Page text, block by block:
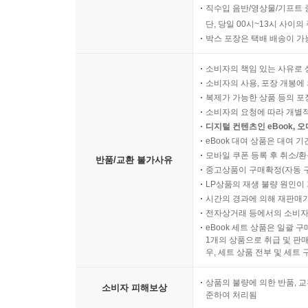
직수입 음반/영상물/기프트
단, 당일 00시~13시 사이의
박스 포장은 택배 배송이
반품/교환 불가사유
소비자의 책임 있는 사유로
소비자의 사용, 포장 개봉
복제가 가능한 상품 등의
소비자의 요청에 따라 개별
디지털 컨텐츠인 eBook,
eBook 대여 상품은 대여 기
모바일 쿠폰 등록 후 취소/
중고상품이 구매확정(자동
LP상품의 재생 불량 원인
시간의 경과에 의해 재판매
전자상거래 등에서의 소비
eBook 세트 상품은 일괄 구
1개의 상품으로 취급 및 판
우, 세트 상품 전부 및 세트
소비자 피해보상
상품의 불량에 의한 반품,
준하여 처리됨